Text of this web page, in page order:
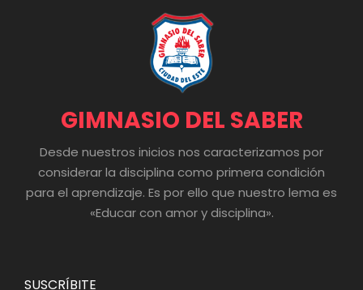
GIMNASIO DEL SABER
Desde nuestros inicios nos caracterizamos por
considerar la disciplina como primera condición
para el aprendizaje. Es por ello que nuestro lema es
«Educar con amor y disciplina».
SUSCRÍBITE